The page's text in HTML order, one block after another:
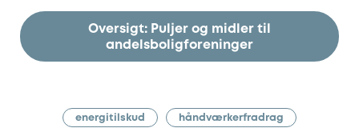
Oversigt: Puljer og midler til
andelsboligforeninger
energitilskud håndværkerfradrag